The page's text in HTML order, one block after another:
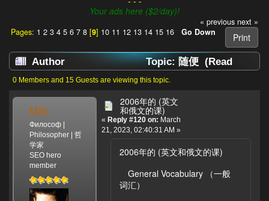
Your ads here ($2/day)!
« previous next »
Print
Pages: 1 2 3 4 5 6 7 8[9] 10 11 12 13 14 15 16 Go Down
Author
Topic: 随便 (Read
99661 times)
0 Members and 15 Guests are viewing this topic.
MSL
Философ |
Philosopher | 哲
学家
SEO hero
member
2006年的 (英文
和俄文的课)
« Reply #120 on: March
21, 2023, 02:40:31 AM »
2006年的 (英文和俄文的课)
General Vocabulary （一般
词汇）